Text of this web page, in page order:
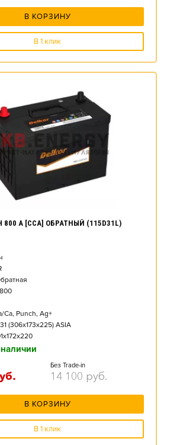
В КОРЗИНУ
В 1 клик
800 А [CCA] ОБРАТНЫЙ (115D31L)
800
Ca, Punch, Ag+
(306x173x225) ASIA
Без Trade-in
14 100 руб.
В КОРЗИНУ
В 1 клик